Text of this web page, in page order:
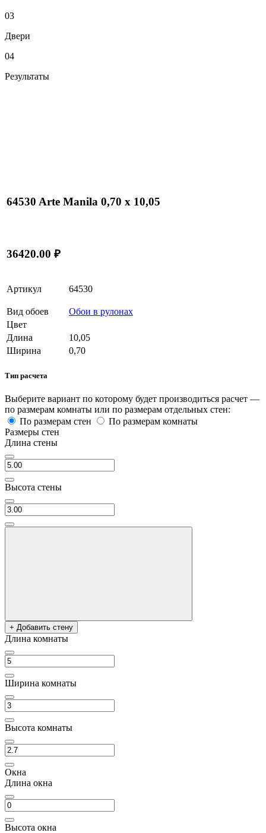
03
Двери
04
Результаты
64530 Arte Manila 0,70 х 10,05
36420.00 ₽
Артикул 64530
Вид обоев
Обои в рулонах
Цвет
Длина
10,05
Ширина
0,70
Тип расчета
Выберите вариант по которому будет производиться расчет —
по размерам комнаты или по размерам отдельных стен:
По размерам стен
По размерам комнаты
Размеры стен
Длина стены
Высота стены
+ Добавить стену
Длина комнаты
Ширина комнаты
Высота комнаты
Окна
Длина окна
Высота окна